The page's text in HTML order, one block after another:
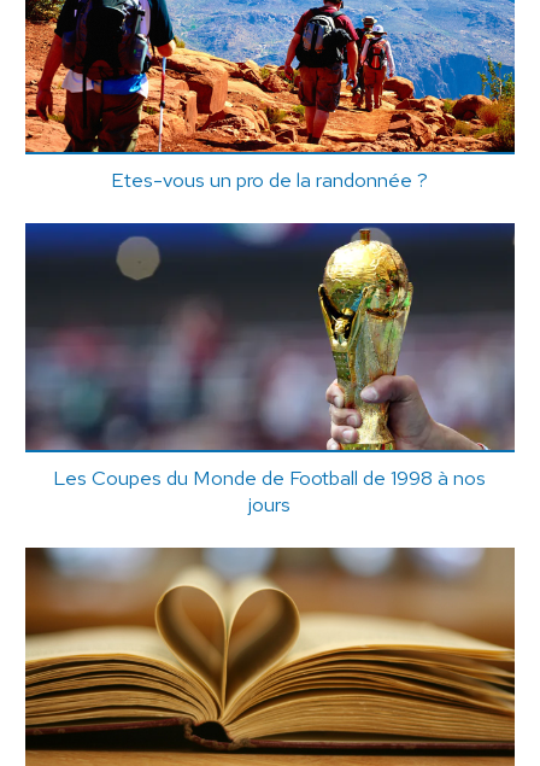
Etes-vous un pro de la randonnée ?
Les Coupes du Monde de Football de 1998 à nos
jours